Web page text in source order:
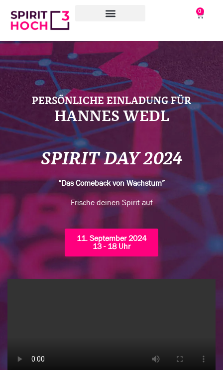
0
PERSÖNLICHE EINLADUNG FÜR
HANNES WEDL
SPIRIT DAY 2024
“Das Comeback von Wachstum”
Frische deinen Spirit auf
11. September 2024
13 - 18 Uhr